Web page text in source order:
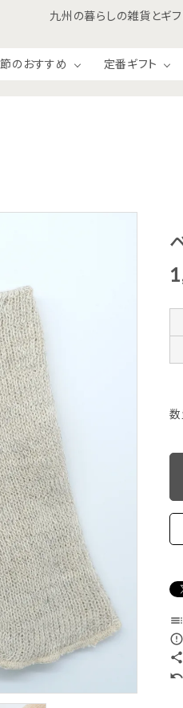
九州の暮らしの雑貨とギ
お菓子
日用
小物
食事
のおすすめ 定番ギフト
toc
error_outline
share
undo